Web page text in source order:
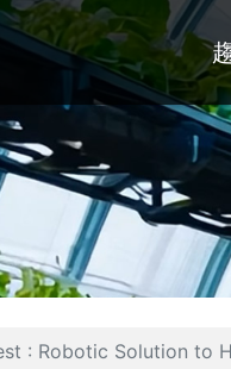
: Robotic Solution to